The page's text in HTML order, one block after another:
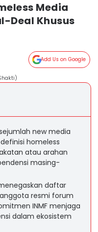
Media
Deal Khusus
Add Us on Google
new media
homeless
atau arahan
masing-
daftar
resmi forum
INMF menjaga
dalam ekosistem